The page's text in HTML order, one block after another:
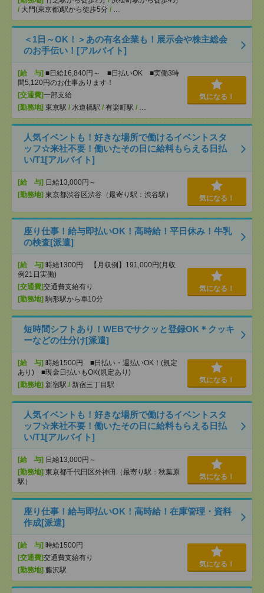
/ 大門(東京都)駅から徒歩5分 / …
＜1日～OK！＞あの有名企業も！展示会や株主総会
のお手伝い！[アルバイト]
[給 与] ■日給16,840円～ ■日払いOK ■実働3時
間5,120円のお仕事あります！
[交通費]一部支給
[勤務地] 東京駅 / 水道橋駅 / 有楽町駅 / …
気になる！
人気イベントも！好きな場所で働けるイベントスタ
ッフ☆来社不要！働いたその日に給料もらえる日払
い/T1[アルバイト]
[給 与] 日給13,000円～
[勤務地] 東京都渋谷区渋谷（最寄り駅：渋谷駅） 気になる！
座り仕事！給与即払いOK！高時給！平日休み！牛乳
の検査[派遣]
[給 与] 時給1300円 【月収例】191,000円(月収
例21日実働)
[交通費]交通費支給有り
[勤務地] 駒形駅から車10分
気になる！
短時間シフトあり！WEBでサクッと登録OK＊クッキ
ーなどの仕分け[派遣]
[給 与] 時給1500円 ■日払い・週払いOK！(規定
あり) ■現金日払いもOK(規定あり)
[勤務地] 新宿駅 / 新宿三丁目駅
気になる！
人気イベントも！好きな場所で働けるイベントスタ
ッフ☆来社不要！働いたその日に給料もらえる日払
い/T1[アルバイト]
[給 与] 日給13,000円～
[勤務地] 東京都千代田区外神田（最寄り駅：秋葉原
駅）
気になる！
座り仕事！給与即払いOK！高時給！在庫管理・資料
作成[派遣]
[給 与] 時給1500円
[交通費]交通費支給有り
[勤務地] 藤沢駅
気になる！